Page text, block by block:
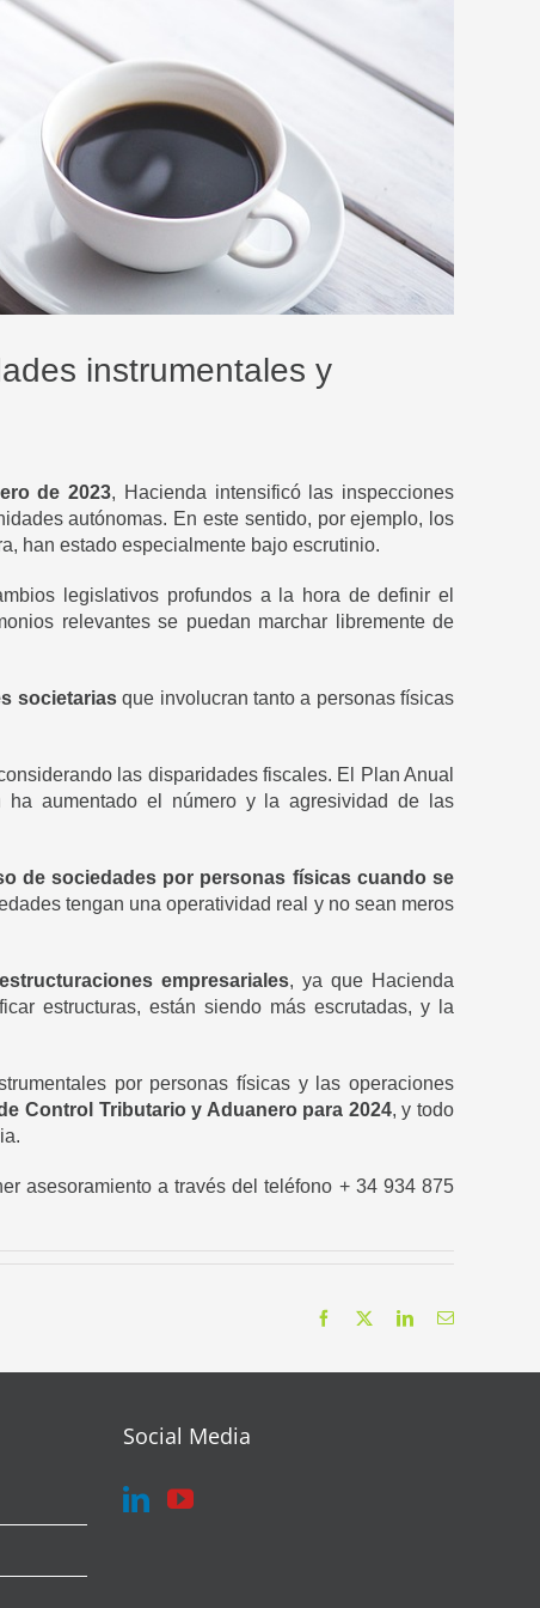
instrumentales y
de 2023, Hacienda intensificó las inspecciones
autónomas. En este sentido, por ejemplo, los
han estado especialmente bajo escrutinio.
legislativos profundos a la hora de definir el
relevantes se puedan marchar libremente de
societariasque involucran tanto a personas físicas
las disparidades fiscales. El Plan Anual
aumentado el número y la agresividad de las
de sociedades por personas físicas cuando se
tengan una operatividad real y no sean meros
empresariales, ya que Hacienda
estructuras, están siendo más escrutadas, y la
por personas físicas y las operaciones
Control Tributario y Aduanero para 2024, y todo
asesoramiento a través del teléfono + 34 934 875
Facebook LinkedInCorreo
Social Media